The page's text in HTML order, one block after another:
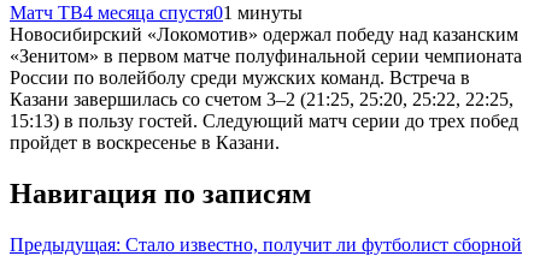
Матч ТВ4 месяца спустя01 минуты
Новосибирский «Локомотив» одержал победу над казанским
«Зенитом» в первом матче полуфинальной серии чемпионата
России по волейболу среди мужских команд. Встреча в
Казани завершилась со счетом 3–2 (21:25, 25:20, 25:22, 22:25,
15:13) в пользу гостей. Следующий матч серии до трех побед
пройдет в воскресенье в Казани.
Навигация по записям
Предыдущая: Стало известно, получит ли футболист сборной